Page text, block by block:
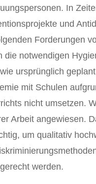
In
und
Forderungen
die notwendigen
ursprünglich
mit Schulen
nicht umsetzen.
Arbeit angewiesen.
um qualitativ
werden.